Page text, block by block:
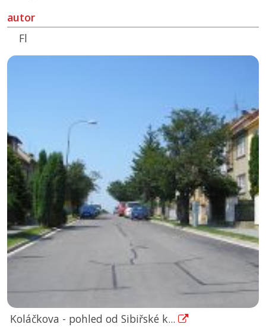
autor
Fl
Koláčkova - pohled od Sibiřské k...